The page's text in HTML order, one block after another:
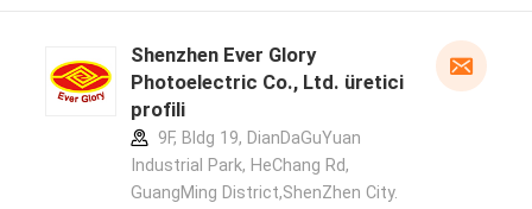
Shenzhen Ever Glory
Photoelectric Co., Ltd. üretici
profili
9F, Bldg 19, DianDaGuYuan
Industrial Park, HeChang Rd,
GuangMing District,ShenZhen City.